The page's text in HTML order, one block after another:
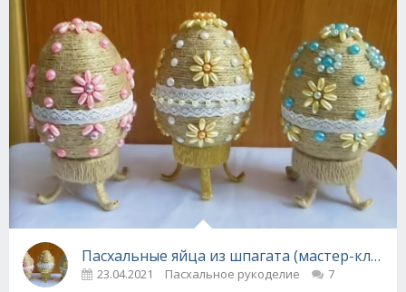
Пасхальные яйца из шпагата (мастер-класс)
23.04.2021 Пасхальное рукоделие 7